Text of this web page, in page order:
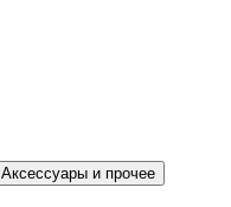
Аксессуары и прочее